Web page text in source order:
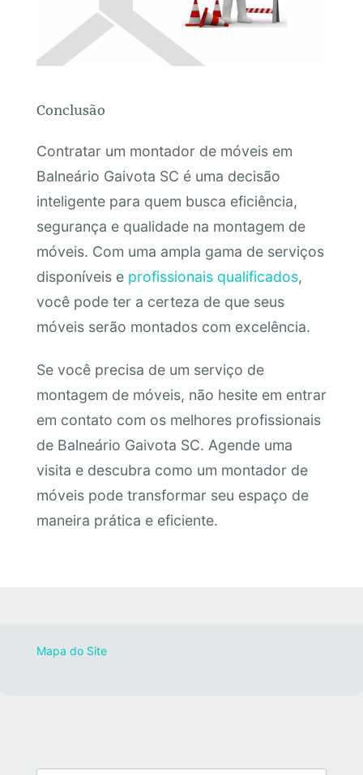
Conclusão
Contratar um montador de móveis em
Balneário Gaivota SC é uma decisão
inteligente para quem busca eficiência,
segurança e qualidade na montagem de
móveis. Com uma ampla gama de serviços
disponíveis e profissionais qualificados,
você pode ter a certeza de que seus
móveis serão montados com excelência.
Se você precisa de um serviço de
montagem de móveis, não hesite em entrar
em contato com os melhores profissionais
de Balneário Gaivota SC. Agende uma
visita e descubra como um montador de
móveis pode transformar seu espaço de
maneira prática e eficiente.
Mapa do Site